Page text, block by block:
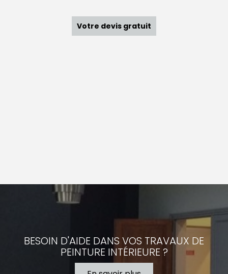
Votre devis gratuit
BESOIN D'AIDE DANS VOS TRAVAUX DE
PEINTURE INTÉRIEURE ?